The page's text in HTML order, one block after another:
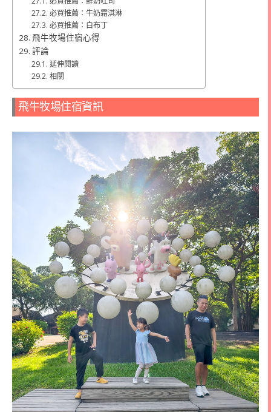
必買推薦：牛奶霜淇淋
必買推薦：白布丁
飛牛牧場住宿心得
評論
延伸閱讀
相關
飛牛牧場住宿資訊